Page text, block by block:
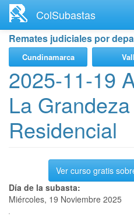
contenido
principal
ColSubastas
Remates judiciales por
Cundinamarca
2025-11-19
La
Residencial
Ver curso gratis
Día de la subasta:
Miércoles, 19 Noviembre 2025